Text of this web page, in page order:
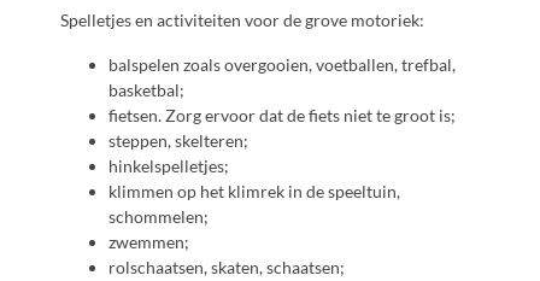
Spelletjes en activiteiten voor de grove motoriek:
balspelen zoals overgooien, voetballen, trefbal,
basketbal;
fietsen. Zorg ervoor dat de fiets niet te groot is;
steppen, skelteren;
hinkelspelletjes;
klimmen op het klimrek in de speeltuin,
schommelen;
zwemmen;
rolschaatsen, skaten, schaatsen;